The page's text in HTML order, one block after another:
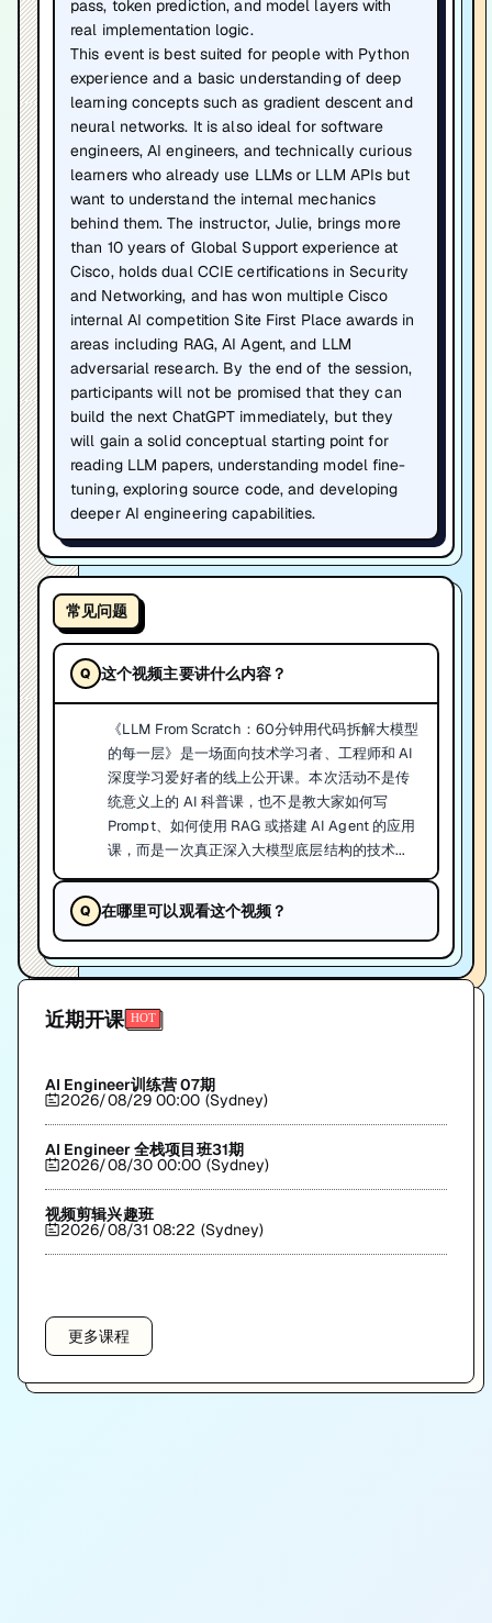
pass, token prediction, and model layers with
real implementation logic.
This event is best suited for people with Python
experience and a basic understanding of deep
learning concepts such as gradient descent and
neural networks. It is also ideal for software
engineers, AI engineers, and technically curious
learners who already use LLMs or LLM APIs but
want to understand the internal mechanics
behind them. The instructor, Julie, brings more
than 10 years of Global Support experience at
Cisco, holds dual CCIE certifications in Security
and Networking, and has won multiple Cisco
internal AI competition Site First Place awards in
areas including RAG, AI Agent, and LLM
adversarial research. By the end of the session,
participants will not be promised that they can
build the next ChatGPT immediately, but they
will gain a solid conceptual starting point for
reading LLM papers, understanding model fine-
tuning, exploring source code, and developing
deeper AI engineering capabilities.
常见问题
这个视频主要讲什么内容？
《LLM From Scratch：60分钟用代码拆解大模型
的每一层》是一场面向技术学习者、工程师和 AI
深度学习爱好者的线上公开课。本次活动不是传
统意义上的 AI 科普课，也不是教大家如何写
Prompt、如何使用 RAG 或搭建 AI Agent 的应用
课，而是一次真正深入大模型底层结构的技术...
在哪里可以观看这个视频？
近期开课
AI Engineer训练营 07期
2026/08/29 00:00 (Sydney)
AI Engineer 全栈项目班31期
2026/08/30 00:00 (Sydney)
视频剪辑兴趣班
2026/08/31 08:22 (Sydney)
更多课程